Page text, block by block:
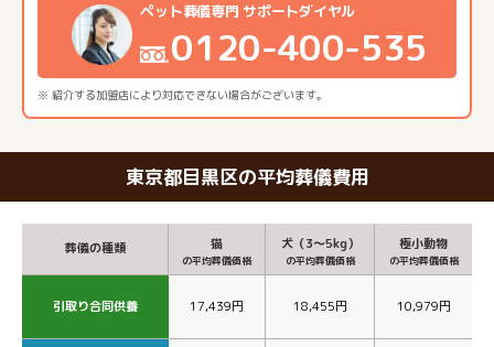
※ 紹介する加盟店により対応できない場合がございます。
ペット葬儀専門 サポートダイヤル
0120-400-535
東京都目黒区の平均葬儀費用
葬儀の種類 猫
の平均葬儀価格
犬（3～5kg）
の平均葬儀価格
極小動物
の平均葬儀価格
引取り合同供養 17,439円 18,455円 10,979円